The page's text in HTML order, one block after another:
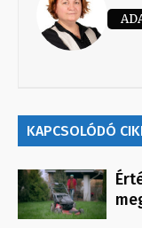
KAPCSOLÓDÓ